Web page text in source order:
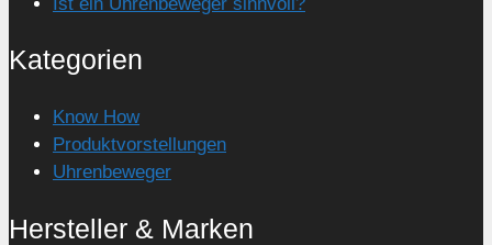
Kategorien
Know How
Produktvorstellungen
Uhrenbeweger
Hersteller & Marken